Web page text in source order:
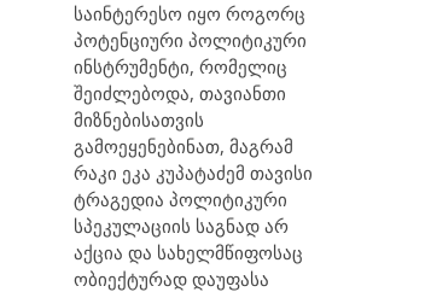
საინტერესო იყო როგორც
პოტენციური პოლიტიკური
ინსტრუმენტი, რომელიც
შეიძლებოდა, თავიანთი
მიზნებისათვის
გამოეყენებინათ, მაგრამ
რაკი ეკა კუპატაძემ თავისი
ტრაგედია პოლიტიკური
სპეკულაციის საგნად არ
აქცია და სახელმწიფოსაც
ობიექტურად დაუფასა